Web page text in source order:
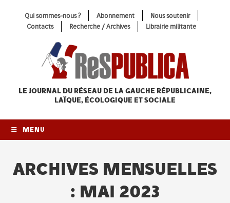
Qui sommes-nous ? Abonnement
Nous soutenir
Contacts
Recherche / Archives Librairie militante
LE JOURNAL DU RÉSEAU DE LA GAUCHE RÉPUBLICAINE,
LAÏQUE, ÉCOLOGIQUE ET SOCIALE
MENU
ARCHIVES MENSUELLES
: MAI 2023